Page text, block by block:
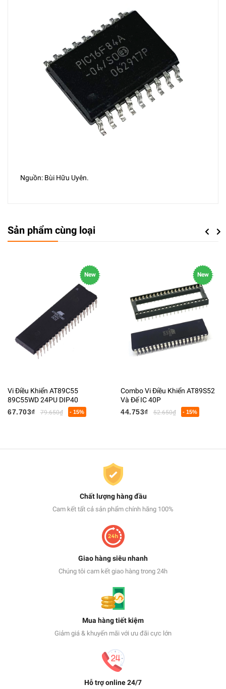
Nguồn: Bùi Hữu Uyên.
Sản phẩm cùng loại Previous
New
Vi Điều Khiển AT89C55
89C55WD 24PU DIP40
67.703₫
79.650₫ - 15%
New
Combo Vi Điều Khiển AT89S52
Và Đế IC 40P
44.753₫
52.650₫ - 15%
Next
Chất lượng hàng đầu
Cam kết tất cả sản phẩm chính hãng 100%
Giao hàng siêu nhanh
Chúng tôi cam kết giao hàng trong 24h
Mua hàng tiết kiệm
Giảm giá & khuyến mãi với ưu đãi cực lớn
Hỗ trợ online 24/7